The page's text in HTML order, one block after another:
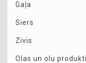
Gaļa
Siers
Zivis
Olas un olu produkti